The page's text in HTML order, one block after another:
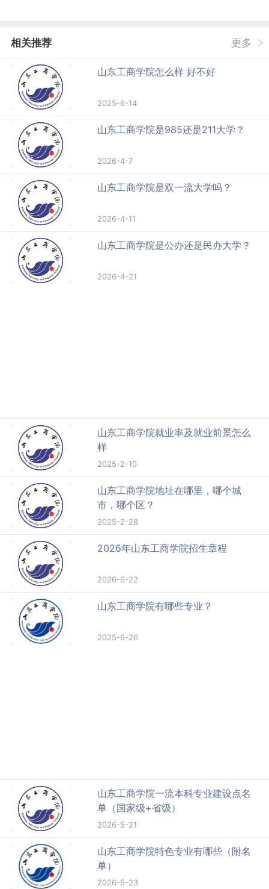
相关推荐 更多
山东工商学院怎么样 好不好
2025-6-14
山东工商学院是985还是211大学？
2026-4-7
山东工商学院是双一流大学吗？
2026-4-11
山东工商学院是公办还是民办大学？
2026-4-21
山东工商学院就业率及就业前景怎么
样
2025-2-10
山东工商学院地址在哪里，哪个城
市，哪个区？
2025-2-28
2026年山东工商学院招生章程
2026-6-22
山东工商学院有哪些专业？
2025-6-26
山东工商学院一流本科专业建设点名
单（国家级+省级）
2026-5-21
山东工商学院特色专业有哪些（附名
单）
2026-5-23